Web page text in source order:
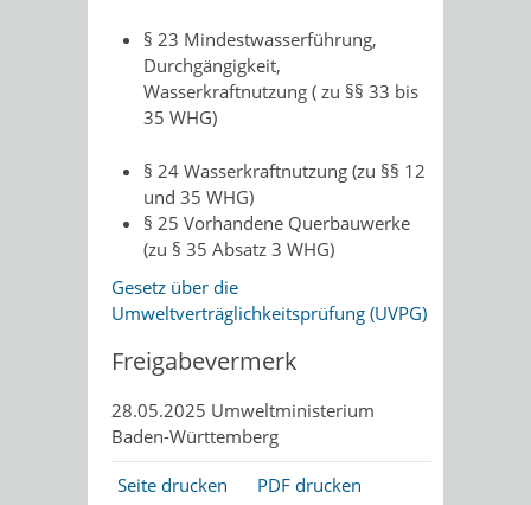
§ 23 Mindestwasserführung,
Durchgängigkeit,
Wasserkraftnutzung ( zu §§ 33 bis
35 WHG)
§ 24 Wasserkraftnutzung (zu §§ 12
und 35 WHG)
§ 25 Vorhandene Querbauwerke
(zu § 35 Absatz 3 WHG)
Gesetz über die
Umweltverträglichkeitsprüfung (UVPG)
Freigabevermerk
28.05.2025 Umweltministerium
Baden-Württemberg
Seite drucken
PDF drucken